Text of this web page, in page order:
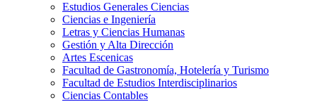
Estudios Generales Ciencias
Ciencias e Ingeniería
Letras y Ciencias Humanas
Gestión y Alta Dirección
Artes Escenicas
Facultad de Gastronomía, Hotelería y Turismo
Facultad de Estudios Interdisciplinarios
Ciencias Contables